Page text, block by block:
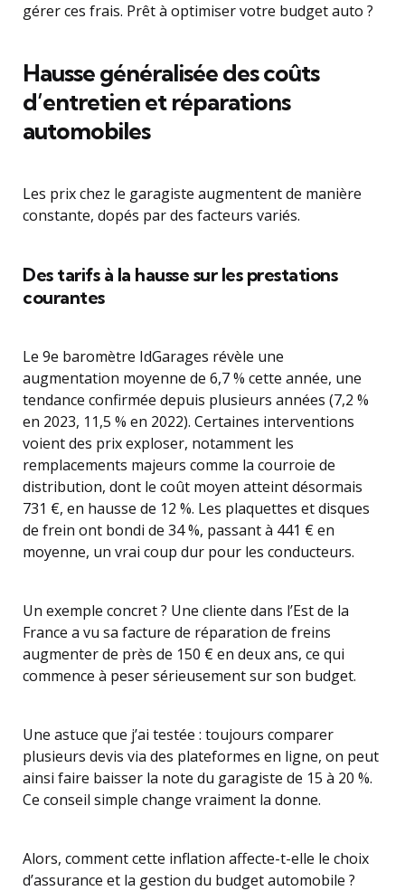
gérer ces frais. Prêt à optimiser votre budget auto ?
Hausse généralisée des coûts
d’entretien et réparations
automobiles
Les prix chez le garagiste augmentent de manière
constante, dopés par des facteurs variés.
Des tarifs à la hausse sur les prestations
courantes
Le 9e baromètre IdGarages révèle une
augmentation moyenne de 6,7 % cette année, une
tendance confirmée depuis plusieurs années (7,2 %
en 2023, 11,5 % en 2022). Certaines interventions
voient des prix exploser, notamment les
remplacements majeurs comme la courroie de
distribution, dont le coût moyen atteint désormais
731 €, en hausse de 12 %. Les plaquettes et disques
de frein ont bondi de 34 %, passant à 441 € en
moyenne, un vrai coup dur pour les conducteurs.
Un exemple concret ? Une cliente dans l’Est de la
France a vu sa facture de réparation de freins
augmenter de près de 150 € en deux ans, ce qui
commence à peser sérieusement sur son budget.
Une astuce que j’ai testée : toujours comparer
plusieurs devis via des plateformes en ligne, on peut
ainsi faire baisser la note du garagiste de 15 à 20 %.
Ce conseil simple change vraiment la donne.
Alors, comment cette inflation affecte-t-elle le choix
d’assurance et la gestion du budget automobile ?